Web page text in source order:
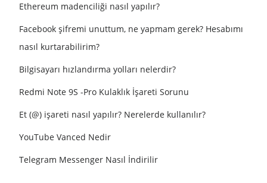
Ethereum madenciliği nasıl yapılır?
Facebook şifremi unuttum, ne yapmam gerek? Hesabımı
nasıl kurtarabilirim?
Bilgisayarı hızlandırma yolları nelerdir?
Redmi Note 9S -Pro Kulaklık İşareti Sorunu
Et (@) işareti nasıl yapılır? Nerelerde kullanılır?
YouTube Vanced Nedir
Telegram Messenger Nasıl İndirilir